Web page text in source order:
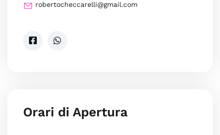
robertocheccarelli@gmail.com
Orari di Apertura